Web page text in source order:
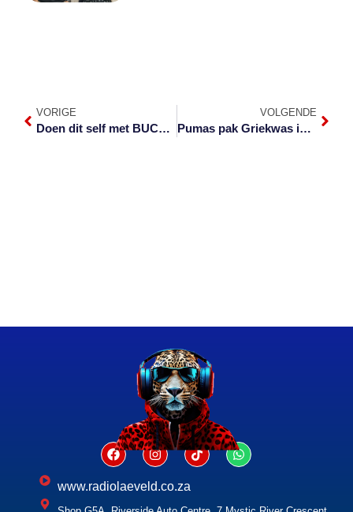
VORIGE
Doen dit self met BUCO: Bou ‘n boekrak
VOLGENDE
Pumas pak Griekwas in 2025 SA Beker-eindstryd in Mbombela
www.radiolaeveld.co.za